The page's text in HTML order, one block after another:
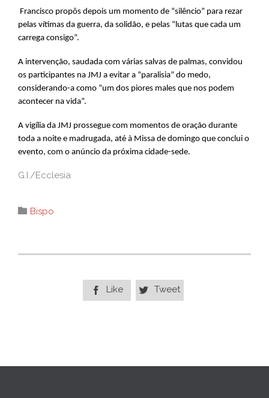
Francisco propôs depois um momento de “silêncio” para rezar
pelas vítimas da guerra, da solidão, e pelas “lutas que cada um
carrega consigo”.
A intervenção, saudada com várias salvas de palmas, convidou
os participantes na JMJ a evitar a “paralisia” do medo,
considerando-a como “um dos piores males que nos podem
acontecer na vida”.
A vigília da JMJ prossegue com momentos de oração durante
toda a noite e madrugada, até à Missa de domingo que conclui o
evento, com o anúncio da próxima cidade-sede.
G.I./Ecclesia
 Category
Bispo
 Like  Tweet